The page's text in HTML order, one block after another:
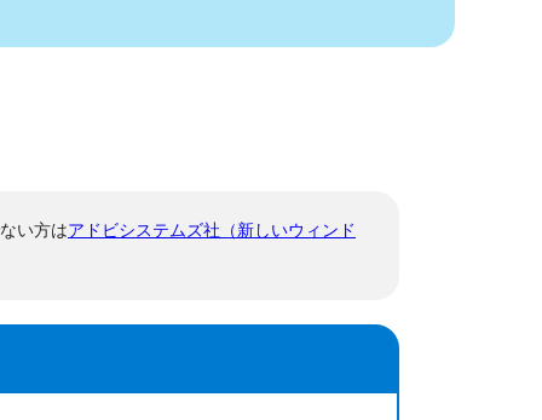
い方はアドビシステムズ社（新しいウィンド